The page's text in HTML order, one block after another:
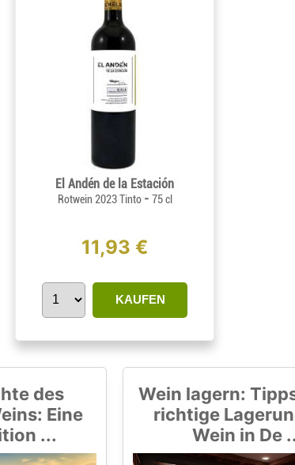
El Andén de la Estación
Rotwein 2023 Tinto - 75 cl
11,93 €
KAUFEN
des
Eine
...
Wein lagern:
richtige
Wein in De